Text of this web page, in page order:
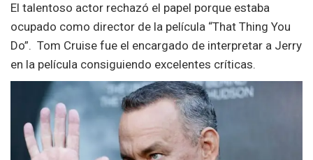
El talentoso actor rechazó el papel porque estaba
ocupado como director de la película “That Thing You
Do”. Tom Cruise fue el encargado de interpretar a Jerry
en la película consiguiendo excelentes críticas.